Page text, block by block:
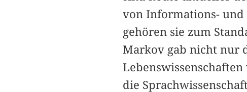
von Informations- und
gehören sie zum
Markov gab nicht nur
die